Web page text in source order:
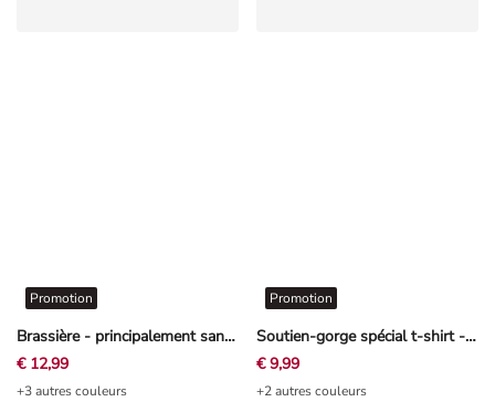
Brassière - principalement sans coutures - noir
Promotion
€ 12,99
+3 autres couleurs
Soutien-gorge spécial t-shirt - avec étrier - khaki
Promotion
€ 9,99
+2 autres couleurs